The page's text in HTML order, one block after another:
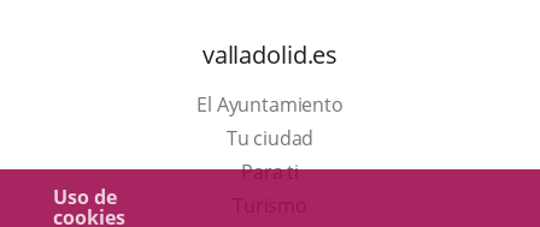
Uso de
cookies
valladolid.es
El Ayuntamiento
Tu ciudad
Para ti